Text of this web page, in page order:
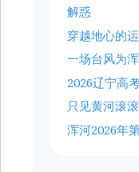
解惑
穿越地心的
一场台风为
2026辽宁高
只见黄河滚
浑河2026年